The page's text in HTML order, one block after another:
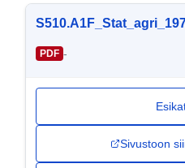
PDF -
Sivustoon